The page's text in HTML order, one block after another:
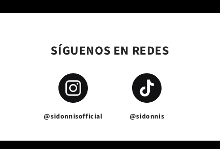
SÍGUENOS EN REDES
@sidonnisofficial @sidonnis